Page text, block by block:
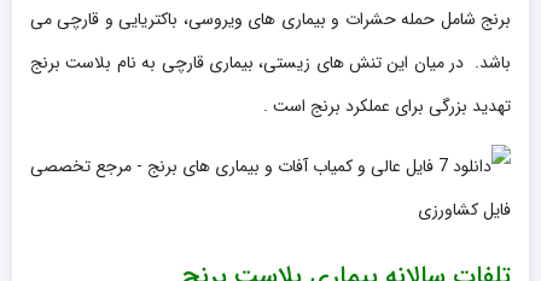
برنج شامل حمله حشرات و بیماری های ویروسی، باکتریایی و قارچی می
باشد. در میان این تنش های زیستی، بیماری قارچی به نام بلاست برنج
تهدید بزرگی برای عملکرد برنج است .